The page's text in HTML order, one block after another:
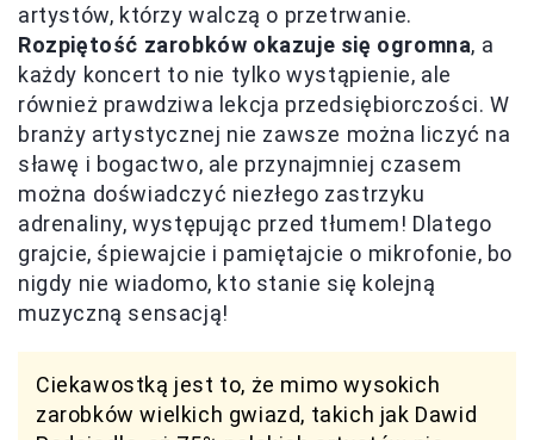
artystów, którzy walczą o przetrwanie.
Rozpiętość zarobków okazuje się ogromna, a
każdy koncert to nie tylko wystąpienie, ale
również prawdziwa lekcja przedsiębiorczości. W
branży artystycznej nie zawsze można liczyć na
sławę i bogactwo, ale przynajmniej czasem
można doświadczyć niezłego zastrzyku
adrenaliny, występując przed tłumem! Dlatego
grajcie, śpiewajcie i pamiętajcie o mikrofonie, bo
nigdy nie wiadomo, kto stanie się kolejną
muzyczną sensacją!
Ciekawostką jest to, że mimo wysokich
zarobków wielkich gwiazd, takich jak Dawid